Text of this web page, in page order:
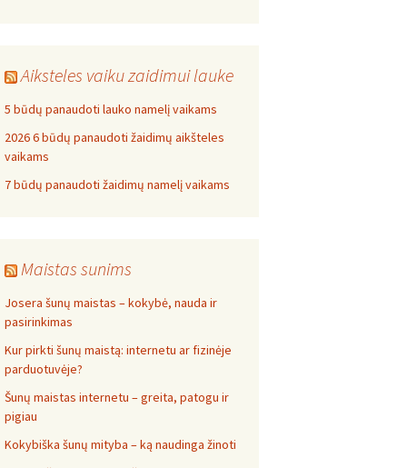
Aiksteles vaiku zaidimui lauke
5 būdų panaudoti lauko namelį vaikams
2026 6 būdų panaudoti žaidimų aikšteles
vaikams
7 būdų panaudoti žaidimų namelį vaikams
Maistas sunims
Josera šunų maistas – kokybė, nauda ir
pasirinkimas
Kur pirkti šunų maistą: internetu ar fizinėje
parduotuvėje?
Šunų maistas internetu – greita, patogu ir
pigiau
Kokybiška šunų mityba – ką naudinga žinoti